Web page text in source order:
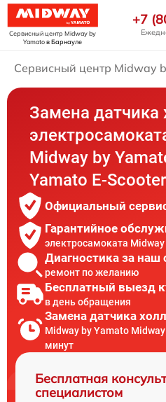
Сервисный центр Midway by
Yamatoв Барнауле
+7
Сервисный центр Midway
Замена датчика
Midway by
Yamato E-
Официальный
Гарантийное
электросамоката
Диагностика за наш
ремонт по желанию
Бесплатный выезд
в день обращения
Замена датчика
Midway by Yamato
минут
Бесплатная
специалистом